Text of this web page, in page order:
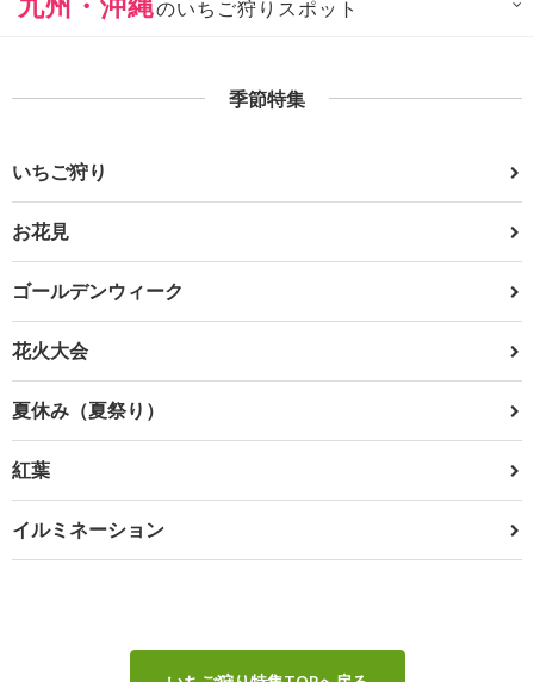
のいちご狩りスポット
季節特集
いちご狩り
お花見
ゴールデンウィーク
花火大会
夏休み（夏祭り）
紅葉
イルミネーション